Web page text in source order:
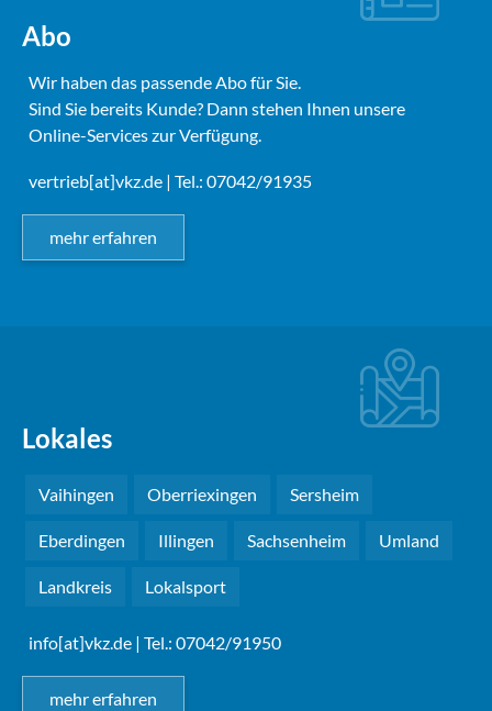
Abo
Wir haben das passende Abo für Sie.
Sind Sie bereits Kunde? Dann stehen Ihnen unsere
Online-Services zur Verfügung.
vertrieb[at]vkz.de | Tel.: 07042/91935
mehr erfahren
Lokales
Vaihingen Oberriexingen Sersheim
Eberdingen Illingen Sachsenheim Umland
Landkreis Lokalsport
info[at]vkz.de | Tel.: 07042/91950
mehr erfahren